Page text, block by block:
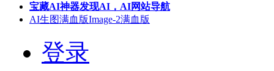
宝藏AI神器发现AI，AI网站导航
AI生图满血版Image-2满血版
登录